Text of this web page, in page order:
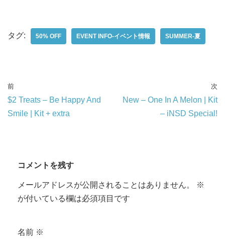
タグ: 50% OFF EVENT INFO-イベント情報 SUMMER-夏
前
$2 Treats – Be Happy And
Smile | Kit + extra
次
New – One In A Melon | Kit
– iNSD Special!
コメントを残す
メールアドレスが公開されることはありません。
※
が付いている欄は必須項目です
名前 ※